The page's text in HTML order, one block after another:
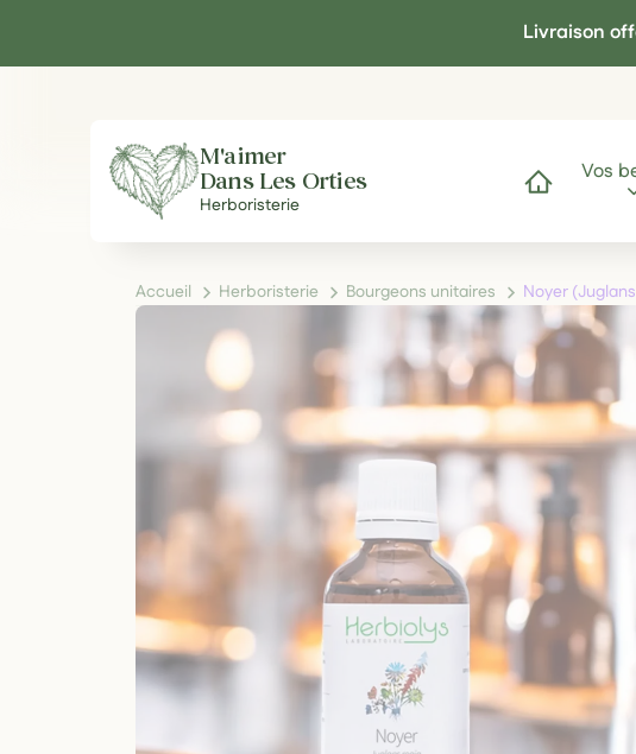
Livraison
M'aimer
Dans Les Orties
Herboristerie
Accueil
Vos
Accueil Herboristerie Bourgeons unitaires Noyer